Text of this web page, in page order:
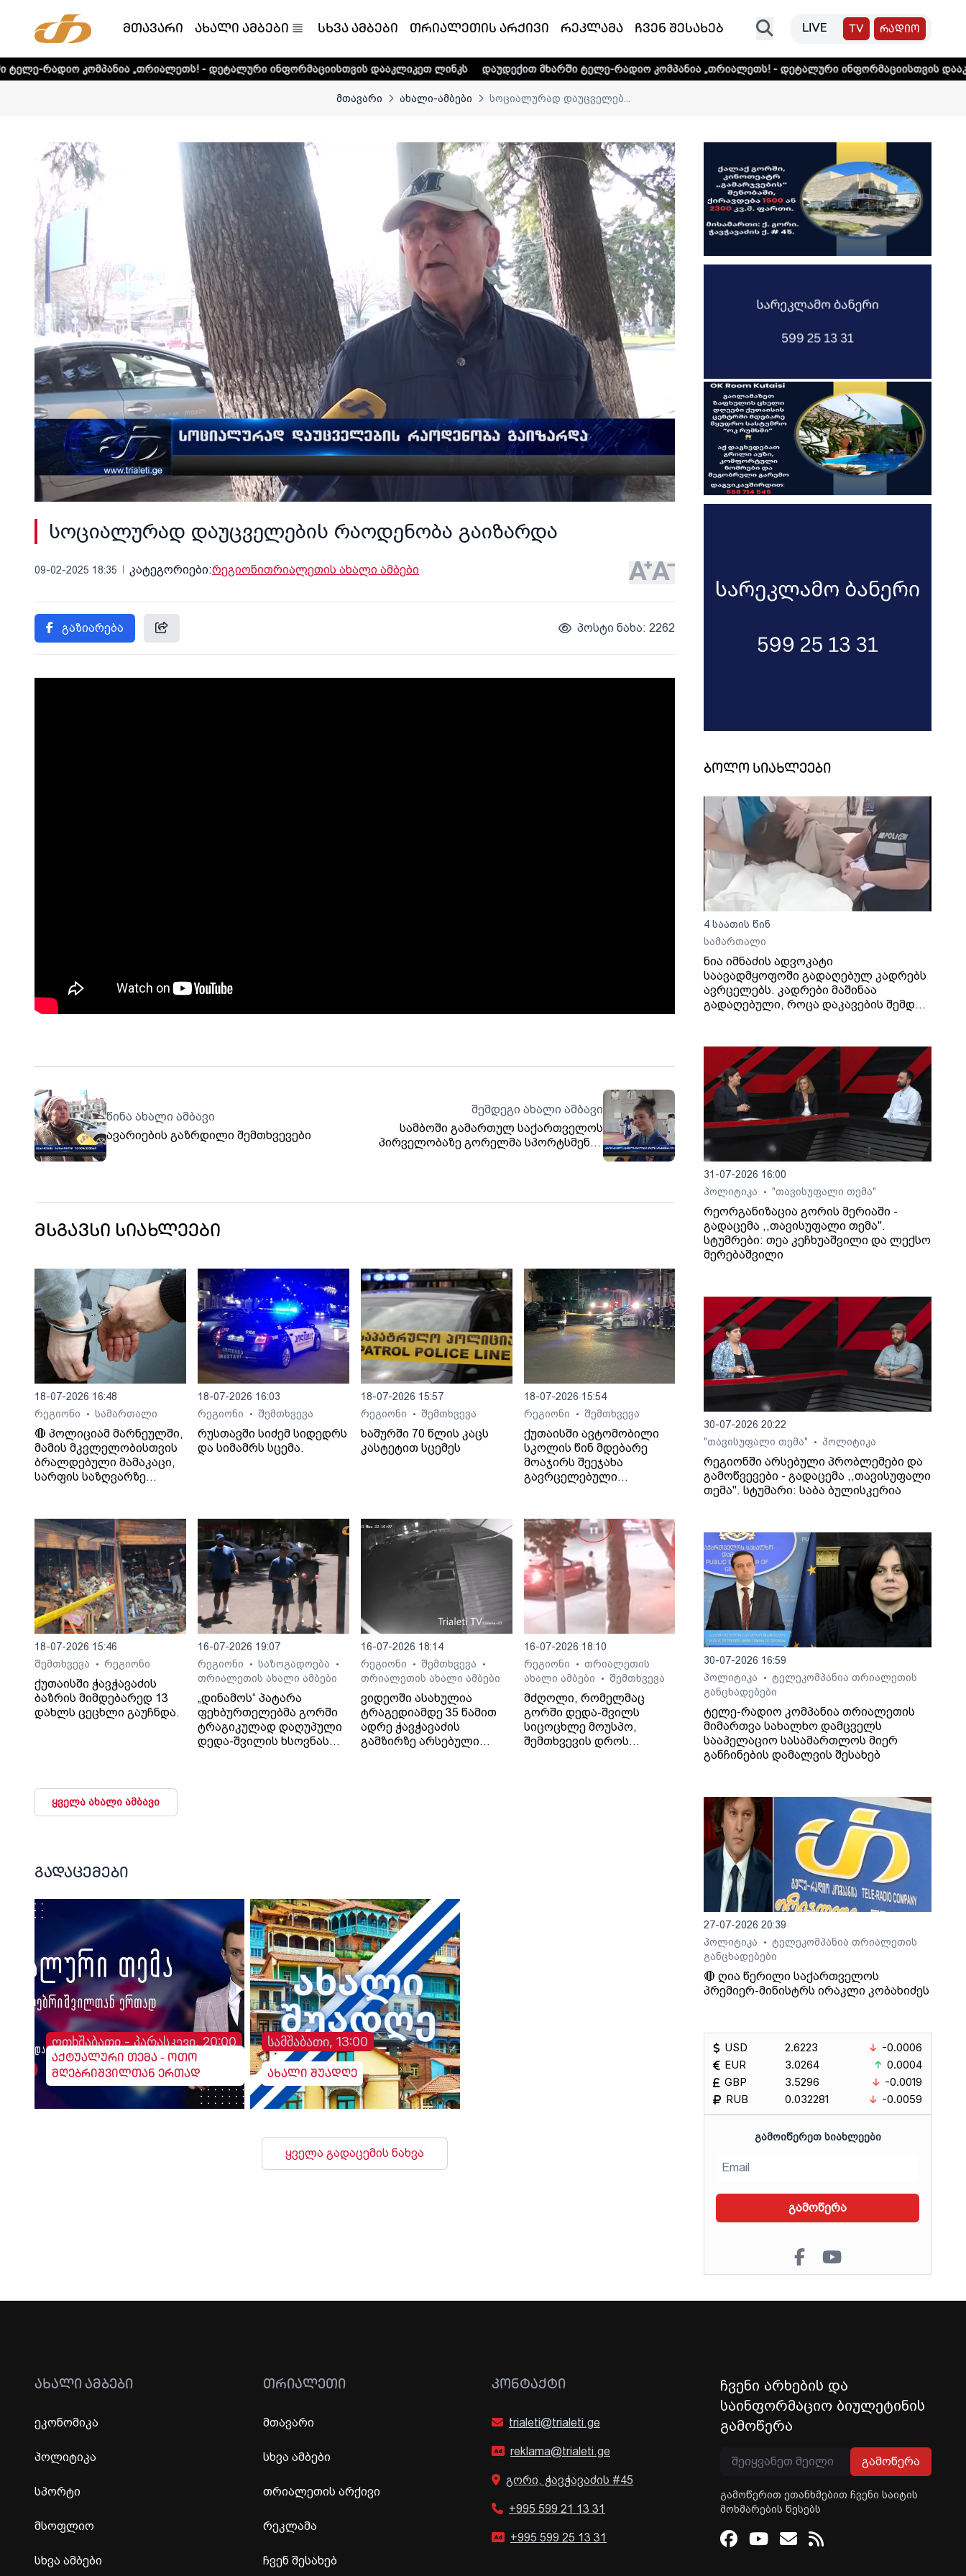
მთავარი ახალი ამბები სხვა ამბები თრიალეთის არქივი რეკლამა ჩვენ შესახებ LIVE TV რადიო
„თრიალეთს! - დეტალური ინფორმაციისთვის დააკლიკეთ ლინკს დაუდექით მხარში ტელე-რადიო კომპანია „თრიალეთს! - დეტალური ინფორმაციისთვის დააკლიკეთ ლინკს
მთავარი ახალი-ამბები სოციალურად დაუცველებ...
სოციალურად დაუცველების რაოდენობა გაიზარდა
09-02-2025 18:35 კატეგორიები:რეგიონითრიალეთის ახალი ამბები
გაზიარება პოსტი ნახა: 2262
წინა ახალი ამბავი
ავარიების გაზრდილი შემთხვევები
შემდეგი ახალი ამბავი
სამბოში გამართულ საქართველოს
პირველობაზე გორელმა სპორტსმენმა
გოგონებმა ორი მედალი მოიპოვეს
მსგავსი სიახლეები
18-07-2026 16:48
რეგიონი
• სამართალი
🔴 პოლიციამ მარნეულში,
მამის მკვლელობისთვის
ბრალდებული მამაკაცი,
სარფის საზღვარზე
18-07-2026 16:03
რეგიონი
• შემთხვევა
რუსთავში სიძემ სიდედრს
და სიმამრს სცემა.
18-07-2026 15:57
რეგიონი
• შემთხვევა
ხაშურში 70 წლის კაცს
კასტეტით სცემეს
18-07-2026 15:54
რეგიონი
• შემთხვევა
ქუთაისში ავტომობილი
სკოლის წინ მდებარე
მოაჯირს შეეჯახა
გავრცელებული
საჯარო სკოლასთან
მოხდა.
18-07-2026 15:46
შემთხვევა
• რეგიონი
ქუთაისში ჭავჭავაძის
ბაზრის მიმდებარედ 13
დახლს ცეცხლი გაუჩნდა.
16-07-2026 19:07
რეგიონი
• საზოგადოება •
თრიალეთის ახალი ამბები
„დინამოს“ პატარა
ფეხბურთელებმა გორში
ტრაგიკულად დაღუპული
დედა-შვილის ხსოვნას
16-07-2026 18:14
რეგიონი
• შემთხვევა •
თრიალეთის ახალი ამბები
ვიდეოში ასახულია
ტრაგედიამდე 35 წამით
ადრე ჭავჭავაძის
გამზირზე არსებული
16-07-2026 18:10
რეგიონი
• თრიალეთის
ახალი ამბები
• შემთხვევა
მძღოლი, რომელმაც
გორში დედა-შვილს
სიცოცხლე მოუსპო,
შემთხვევის დროს
ყველა ახალი ამბავი
გადაცემები
ოთხშაბათი - პარასკევი, 20:00
აქტუალური თემა - ოთო
მღებრიშვილთან ერთად
სამშაბათი, 13:00
ახალი შუადღე
ყველა გადაცემის ნახვა
ბოლო სიახლეები
4 საათის წინ
სამართალი
ნია იმნაძის ადვოკატი
საავადმყოფოში გადაღებულ კადრებს
ავრცელებს. კადრები მაშინაა
გადაღებული, როცა დაკავების შემდეგ
31-07-2026 16:00
პოლიტიკა
• "თავისუფალი თემა"
რეორგანიზაცია გორის მერიაში -
გადაცემა ,,თავისუფალი თემა".
სტუმრები: თეა კეჩხუაშვილი და ლექსო
მერებაშვილი
30-07-2026 20:22
"თავისუფალი თემა"
• პოლიტიკა
რეგიონში არსებული პრობლემები და
გამოწვევები - გადაცემა ,,თავისუფალი
თემა". სტუმარი: საბა ბულისკერია
30-07-2026 16:59
პოლიტიკა
•
ტელეკომპანია თრიალეთის
განცხადებები
ტელე-რადიო კომპანია თრიალეთის
მიმართვა სახალხო დამცველს
სააპელაციო სასამართლოს მიერ
განჩინების დამალვის შესახებ
27-07-2026 20:39
პოლიტიკა
•
ტელეკომპანია თრიალეთის
განცხადებები
🔴 ღია წერილი საქართველოს
პრემიერ-მინისტრს ირაკლი კობახიძეს
USD
EUR
GBP
RUB
2.6223
3.0264
3.5296
0.032281
-0.0006
0.0004
-0.0019
-0.0059
ᲒᲐᲛᲝᲘᲬᲔᲠᲔᲗ ᲡᲘᲐᲮᲚᲔᲔᲑᲘ
გამოწერა
ᲐᲮᲐᲚᲘ ᲐᲛᲑᲔᲑᲘ
ეკონომიკა
პოლიტიკა
სპორტი
მსოფლიო
სხვა ამბები
ᲗᲠᲘᲐᲚᲔᲗᲘ
მთავარი
სხვა ამბები
თრიალეთის არქივი
რეკლამა
ჩვენ შესახებ
ᲙᲝᲜᲢᲐᲥᲢᲘ
trialeti@trialeti.ge
reklama@trialeti.ge
გორი, ჭავჭავაძის #45
+995 599 21 13 31
+995 599 25 13 31
ჩვენი არხების და
საინფორმაციო ბიულეტინის
გამოწერა
გამოწერა
გამოწერით ეთანხმებით ჩვენი საიტის
მოხმარების წესებს
Facebook
Youtube
Email
RSS